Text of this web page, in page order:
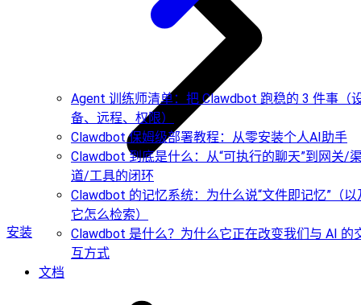
Agent 训练师清单：把 Clawdbot 跑稳的 3 件事（
备、远程、权限）
Clawdbot 保姆级部署教程：从零安装个人AI助手
Clawdbot 到底是什么：从“可执行的聊天”到网关/
道/工具的闭环
Clawdbot 的记忆系统：为什么说“文件即记忆”（以
它怎么检索）
Clawdbot 是什么？为什么它正在改变我们与 AI 的
互方式
文档
安装